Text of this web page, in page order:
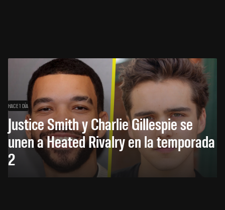
HACE 1 DÍA
Justice Smith y Charlie Gillespie se
unen a Heated Rivalry en la temporada
2